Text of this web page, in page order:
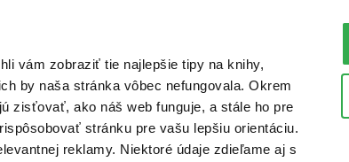
vám zobraziť tie najlepšie tipy na knihy,
by naša stránka vôbec nefungovala. Okrem
zisťovať, ako náš web funguje, a stále ho pre
stránku pre vašu lepšiu orientáciu.
reklamy. Niektoré údaje zdieľame aj s